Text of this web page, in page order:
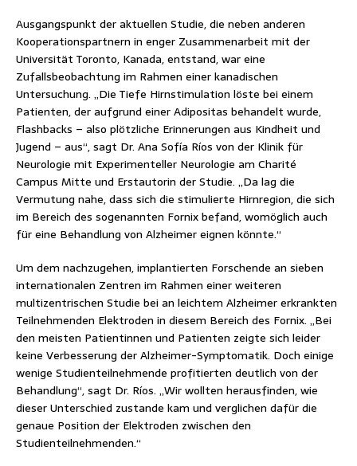
Ausgangspunkt der aktuellen Studie, die neben anderen
Kooperationspartnern in enger Zusammenarbeit mit der
Universität Toronto, Kanada, entstand, war eine
Zufallsbeobachtung im Rahmen einer kanadischen
Untersuchung. „Die Tiefe Hirnstimulation löste bei einem
Patienten, der aufgrund einer Adipositas behandelt wurde,
Flashbacks – also plötzliche Erinnerungen aus Kindheit und
Jugend – aus“, sagt Dr. Ana Sofía Ríos von der Klinik für
Neurologie mit Experimenteller Neurologie am Charité
Campus Mitte und Erstautorin der Studie. „Da lag die
Vermutung nahe, dass sich die stimulierte Hirnregion, die sich
im Bereich des sogenannten Fornix befand, womöglich auch
für eine Behandlung von Alzheimer eignen könnte.“
Um dem nachzugehen, implantierten Forschende an sieben
internationalen Zentren im Rahmen einer weiteren
multizentrischen Studie bei an leichtem Alzheimer erkrankten
Teilnehmenden Elektroden in diesem Bereich des Fornix. „Bei
den meisten Patientinnen und Patienten zeigte sich leider
keine Verbesserung der Alzheimer-Symptomatik. Doch einige
wenige Studienteilnehmende profitierten deutlich von der
Behandlung“, sagt Dr. Ríos. „Wir wollten herausfinden, wie
dieser Unterschied zustande kam und verglichen dafür die
genaue Position der Elektroden zwischen den
Studienteilnehmenden.“